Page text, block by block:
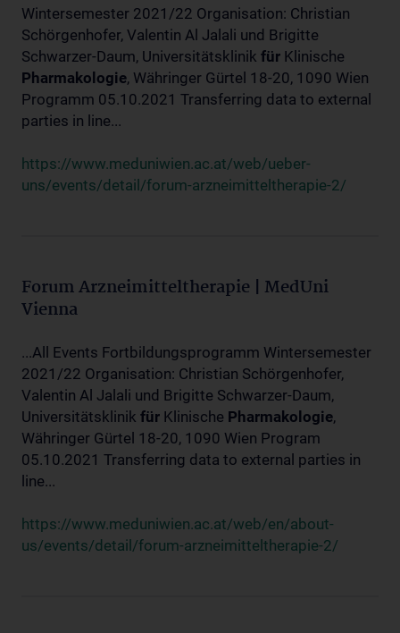
Wintersemester 2021/22 Organisation: Christian
Schörgenhofer, Valentin Al Jalali und Brigitte
Schwarzer-Daum, Universitätsklinik für Klinische
Pharmakologie, Währinger Gürtel 18-20, 1090 Wien
Programm 05.10.2021 Transferring data to external
parties in line...
https://www.meduniwien.ac.at/web/ueber-
uns/events/detail/forum-arzneimitteltherapie-2/
Forum Arzneimitteltherapie | MedUni
Vienna
...All Events Fortbildungsprogramm Wintersemester
2021/22 Organisation: Christian Schörgenhofer,
Valentin Al Jalali und Brigitte Schwarzer-Daum,
Universitätsklinik für Klinische Pharmakologie,
Währinger Gürtel 18-20, 1090 Wien Program
05.10.2021 Transferring data to external parties in
line...
https://www.meduniwien.ac.at/web/en/about-
us/events/detail/forum-arzneimitteltherapie-2/